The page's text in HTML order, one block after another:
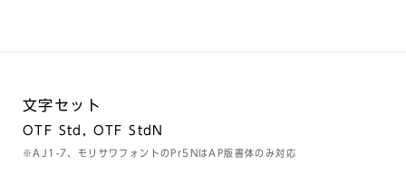
文字セット
OTF Std, OTF StdN
※AJ1-7、モリサワフォントのPr5NはAP版書体のみ対応